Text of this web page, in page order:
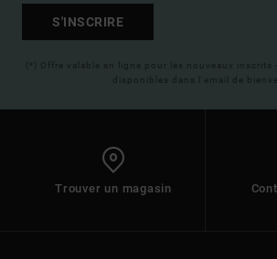
S'INSCRIRE
(*) Offre valable en ligne pour les nouveaux inscrits
disponibles dans l'email de
Trouver un magasin